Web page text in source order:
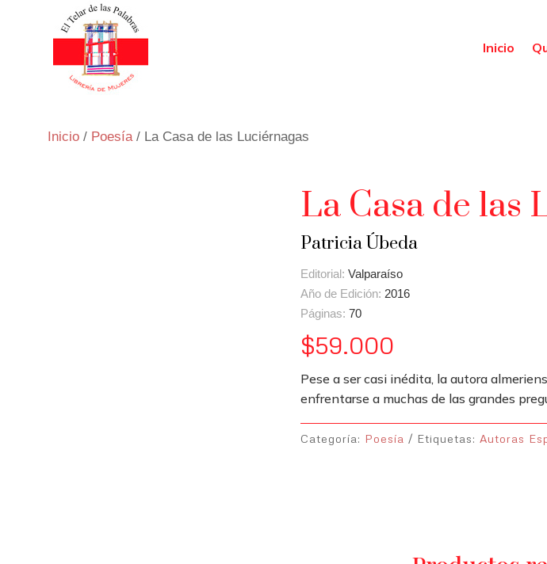
Inicio
Inicio / Poesía/ La Casa de las Luciérnagas
La Casa de las
Patricia Úbeda
Editorial: Valparaíso
Año de Edición: 2016
Páginas: 70
$59.000
Pese a ser casi inédita, la autora
enfrentarse a muchas de las grandes
Categoría: Poesía Etiquetas: Autoras